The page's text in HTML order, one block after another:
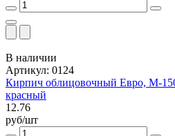
В наличии
Артикул: 0124
Кирпич облицовочный Евро, М-
красный
12.76
руб/шт